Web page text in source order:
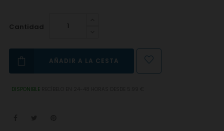
Cantidad
AÑADIR A LA CESTA
DISPONIBLE